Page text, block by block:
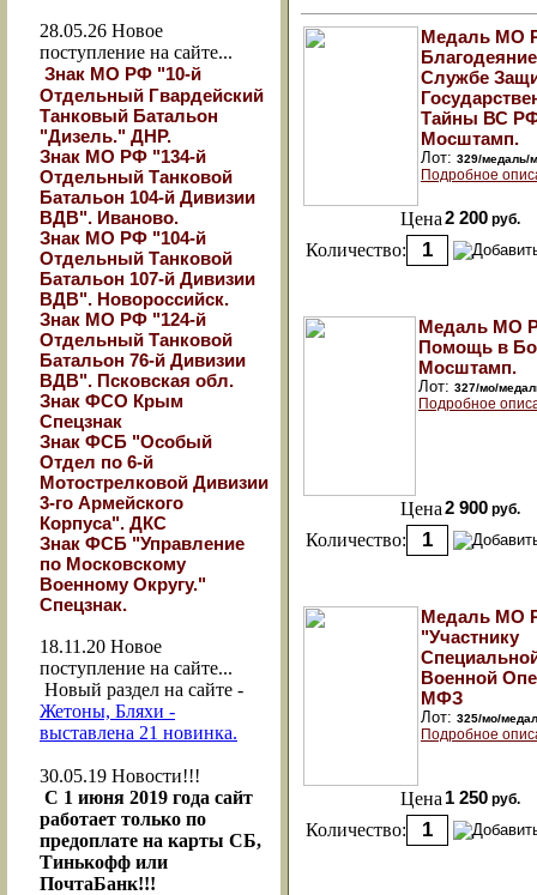
28.05.26 Новое
поступление на сайте...
Знак МО РФ "10-й
Отдельный Гвардейский
Танковый Батальон
"Дизель." ДНР.
Знак МО РФ "134-й
Отдельный Танковой
Батальон 104-й Дивизии
ВДВ". Иваново.
Знак МО РФ "104-й
Отдельный Танковой
Батальон 107-й Дивизии
ВДВ". Новороссийск.
Знак МО РФ "124-й
Отдельный Танковой
Батальон 76-й Дивизии
ВДВ". Псковская обл.
Знак ФСО Крым
Спецзнак
Знак ФСБ "Особый
Отдел по 6-й
Мотострелковой Дивизии
3-го Армейского
Корпуса". ДКС
Знак ФСБ "Управление
по Московскому
Военному Округу."
Спецзнак.
18.11.20 Новое
поступление на сайте...
Новый раздел на сайте -
Жетоны, Бляхи -
выставлена 21 новинка.
30.05.19 Новости!!!
С 1 июня 2019 года сайт
работает только по
предоплате на карты СБ,
Тинькофф или
ПочтаБанк!!!
Медаль МО
Службе
Тайны ВС
Мосштамп.
Лот: 329/медаль/
Подробное
Цена2 200 руб.
Количество:
Медаль МО
Помощь в
Мосштамп.
Лот: 327/мо/
Подробное
Цена2 900 руб.
Количество:
Медаль МО
"Участнику
Военной
МФЗ
Лот: 325/мо/
Подробное
Цена 1 250 руб.
Количество: